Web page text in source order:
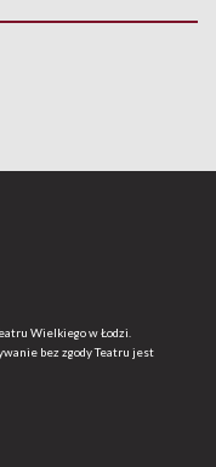
Wielkiego w Łodzi.
bez zgody Teatru jest